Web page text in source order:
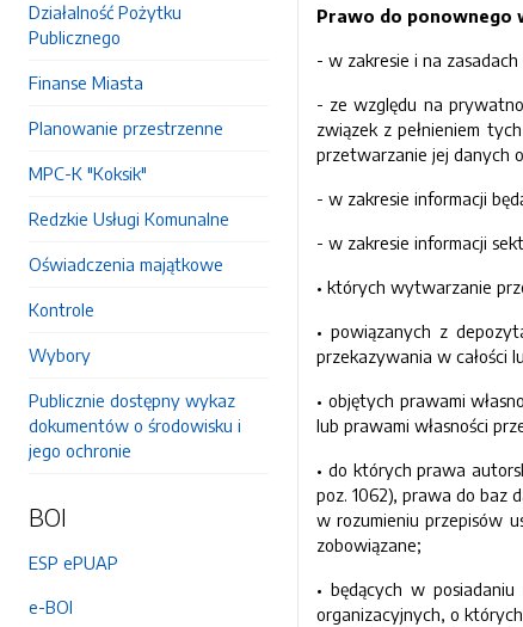
Działalność Pożytku
Publicznego
Finanse Miasta
Planowanie przestrzenne
MPC-K "Koksik"
Redzkie Usługi Komunalne
Oświadczenia majątkowe
Kontrole
Wybory
Publicznie dostępny wykaz
dokumentów o środowisku i
jego ochronie
BOI
ESP ePUAP
e-BOI
Prawo do ponownego
- w zakresie i na
- ze względu na
związek z pełnieniem
przetwarzanie jej danych
- w zakresie informacji
- w zakresie informacji
• których wytwarzanie
• powiązanych z
przekazywania w całości
• objętych prawami
lub prawami własności
• do których prawa
poz. 1062), prawa do baz
w rozumieniu przepisów
zobowiązane;
• będących w
organizacyjnych, o